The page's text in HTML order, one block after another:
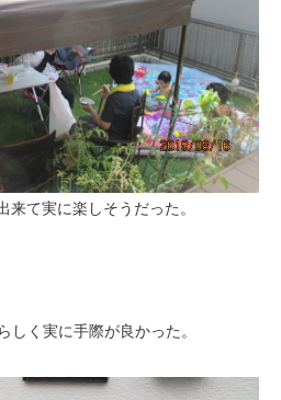
て実に楽しそうだった。
しく実に手際が良かった。